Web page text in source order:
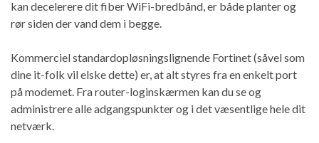
kan decelerere dit fiber WiFi-bredbånd, er både planter og
rør siden der vand dem i begge.
Kommerciel standardopløsningslignende Fortinet (såvel som
dine it-folk vil elske dette) er, at alt styres fra en enkelt port
på modemet. Fra router-loginskærmen kan du se og
administrere alle adgangspunkter og i det væsentlige hele dit
netværk.